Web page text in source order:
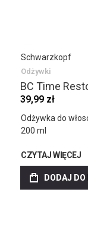
Schwarzkopf
Odżywki
BC Time
39,99 zł
Odżywka do
200 ml
CZYTAJ WIĘCEJ
DODAJ